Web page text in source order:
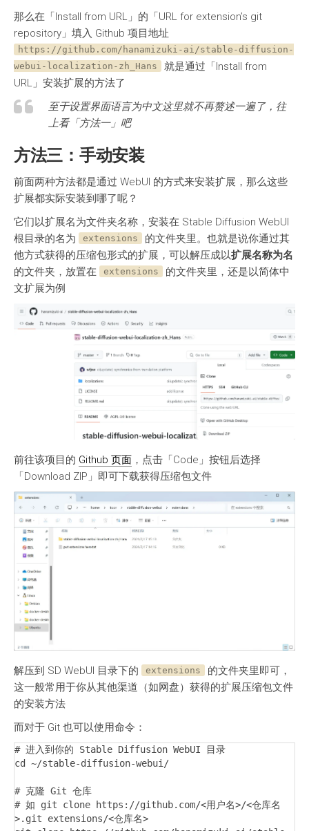
那么在「Install from URL」的「URL for extension’s git
repository」填入 Github 项目地址
https://github.com/hanamizuki-ai/stable-diffusion-
webui-localization-zh_Hans
就是通过「Install from
URL」安装扩展的方法了
至于设置界面语言为中文这里就不再赘述一遍了，往
上看「方法一」吧
方法三：手动安装
前面两种方法都是通过 WebUI 的方式来安装扩展，那么这些
扩展都实际安装到哪了呢？
它们以扩展名为文件夹名称，安装在 Stable Diffusion WebUI
根目录的名为
extensions
的文件夹里。也就是说你通过其
他方式获得的压缩包形式的扩展，可以解压成以扩展名称为名
的文件夹，放置在
extensions
的文件夹里，还是以简体中
文扩展为例
前往该项目的 Github 页面 ，点击「Code」按钮后选择
「Download ZIP」即可下载获得压缩包文件
解压到 SD WebUI 目录下的 extensions
的文件夹里即可，
这一般常用于你从其他渠道（如网盘）获得的扩展压缩包文件
的安装方法
而对于 Git 也可以使用命令：
# 进入到你的 Stable Diffusion WebUI 目录
cd ~/stable-diffusion-webui/
# 克隆 Git 仓库
# 如 git clone https://github.com/<用户名>/<仓库名
>.git extensions/<仓库名>